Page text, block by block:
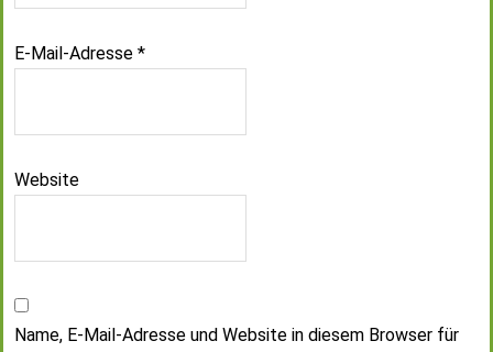
E-Mail-Adresse *
Website
Name, E-Mail-Adresse und Website in diesem Browser für